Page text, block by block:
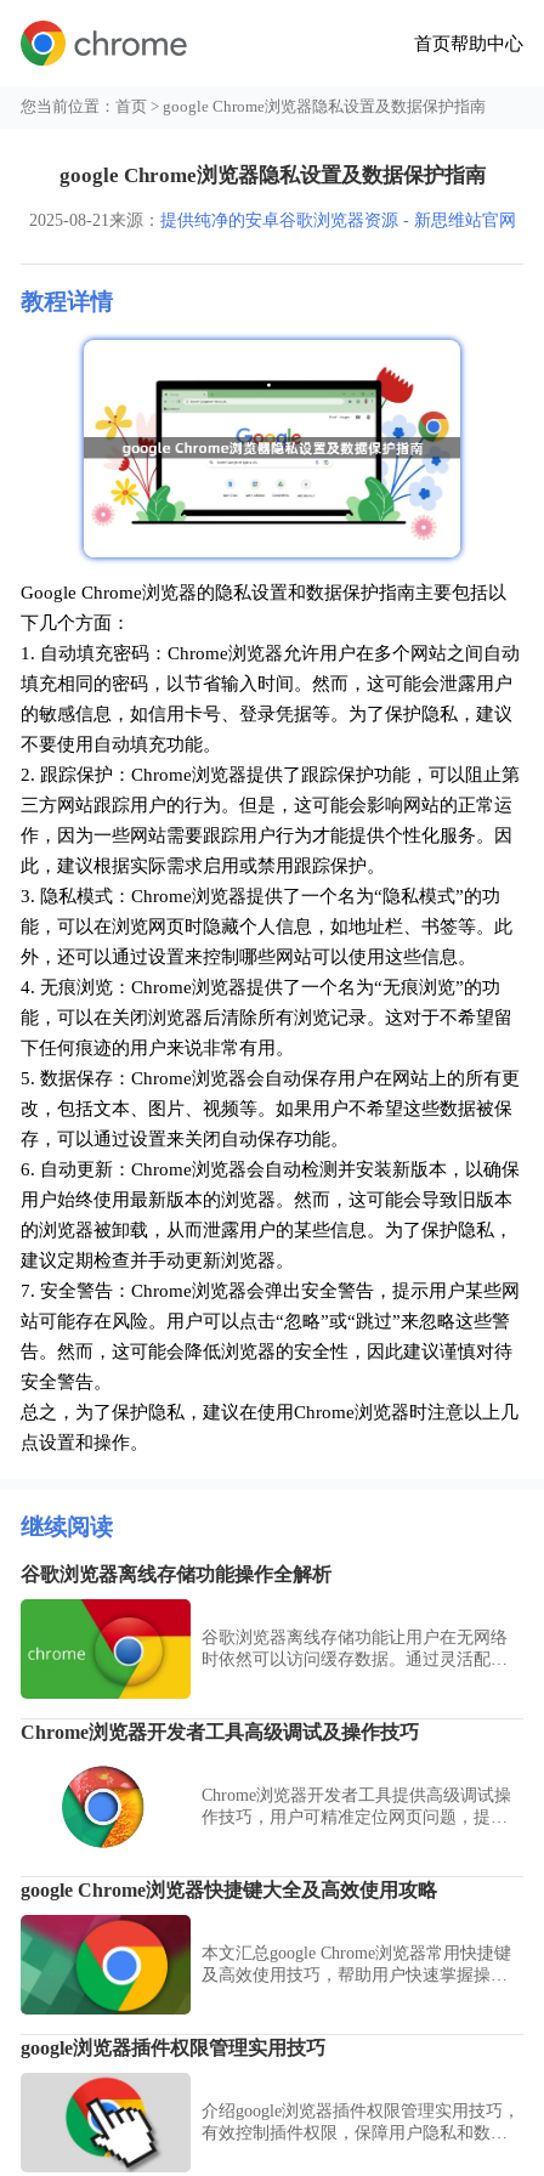
首页帮助中心
您当前位置：首页 > google Chrome浏览器隐私设置及数据保护指南
google Chrome浏览器隐私设置及数据保护指南
2025-08-21来源： 提供纯净的安卓谷歌浏览器资源 - 新思维站官网
教程详情
Google Chrome浏览器的隐私设置和数据保护指南主要包括以
下几个方面：
1. 自动填充密码：Chrome浏览器允许用户在多个网站之间自动
填充相同的密码，以节省输入时间。然而，这可能会泄露用户
的敏感信息，如信用卡号、登录凭据等。为了保护隐私，建议
不要使用自动填充功能。
2. 跟踪保护：Chrome浏览器提供了跟踪保护功能，可以阻止第
三方网站跟踪用户的行为。但是，这可能会影响网站的正常运
作，因为一些网站需要跟踪用户行为才能提供个性化服务。因
此，建议根据实际需求启用或禁用跟踪保护。
3. 隐私模式：Chrome浏览器提供了一个名为“隐私模式”的功
能，可以在浏览网页时隐藏个人信息，如地址栏、书签等。此
外，还可以通过设置来控制哪些网站可以使用这些信息。
4. 无痕浏览：Chrome浏览器提供了一个名为“无痕浏览”的功
能，可以在关闭浏览器后清除所有浏览记录。这对于不希望留
下任何痕迹的用户来说非常有用。
5. 数据保存：Chrome浏览器会自动保存用户在网站上的所有更
改，包括文本、图片、视频等。如果用户不希望这些数据被保
存，可以通过设置来关闭自动保存功能。
6. 自动更新：Chrome浏览器会自动检测并安装新版本，以确保
用户始终使用最新版本的浏览器。然而，这可能会导致旧版本
的浏览器被卸载，从而泄露用户的某些信息。为了保护隐私，
建议定期检查并手动更新浏览器。
7. 安全警告：Chrome浏览器会弹出安全警告，提示用户某些网
站可能存在风险。用户可以点击“忽略”或“跳过”来忽略这些警
告。然而，这可能会降低浏览器的安全性，因此建议谨慎对待
安全警告。
总之，为了保护隐私，建议在使用Chrome浏览器时注意以上几
点设置和操作。
继续阅读
谷歌浏览器离线存储功能操作全解析
谷歌浏览器离线存储功能让用户在无网络
时依然可以访问缓存数据。通过灵活配置
Chrome浏览器开发者工具高级调试及操作技巧
Chrome浏览器开发者工具提供高级调试操
作技巧，用户可精准定位网页问题，提高
google Chrome浏览器快捷键大全及高效使用攻略
本文汇总google Chrome浏览器常用快捷键
及高效使用技巧，帮助用户快速掌握操作
google浏览器插件权限管理实用技巧
介绍google浏览器插件权限管理实用技巧，
有效控制插件权限，保障用户隐私和数据